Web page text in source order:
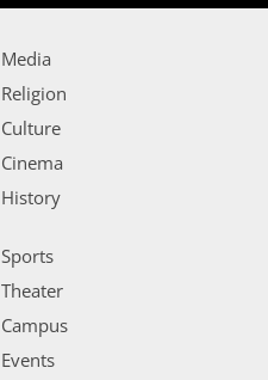
Media
Religion
Culture
Cinema
History
Sports
Theater
Campus
Events